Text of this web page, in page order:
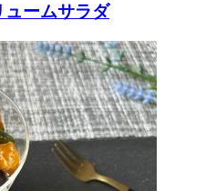
ュームサラダ